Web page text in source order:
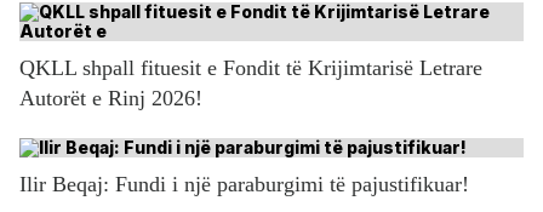
QKLL shpall fituesit e Fondit të Krijimtarisë Letrare
Autorët e Rinj 2026!
Ilir Beqaj: Fundi i një paraburgimi të pajustifikuar!